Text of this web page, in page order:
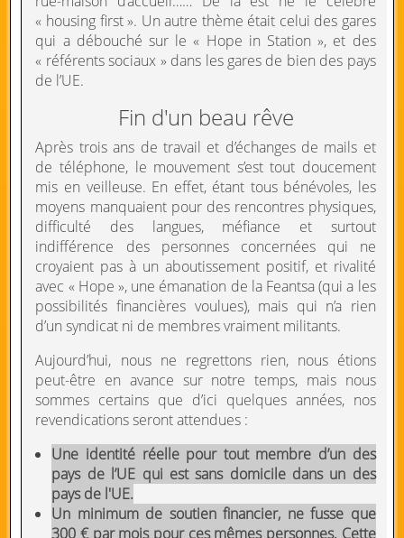
« housing first ». Un autre thème était celui des gares
qui a débouché sur le « Hope in Station », et des
« référents sociaux » dans les gares de bien des pays
de l’UE.
Fin d'un beau rêve
Après trois ans de travail et d’échanges de mails et
de téléphone, le mouvement s’est tout doucement
mis en veilleuse. En effet, étant tous bénévoles, les
moyens manquaient pour des rencontres physiques,
difficulté des langues, méfiance et surtout
indifférence des personnes concernées qui ne
croyaient pas à un aboutissement positif, et rivalité
avec « Hope », une émanation de la Feantsa (qui a les
possibilités financières voulues), mais qui n’a rien
d’un syndicat ni de membres vraiment militants.
Aujourd’hui, nous ne regrettons rien, nous étions
peut-être en avance sur notre temps, mais nous
sommes certains que d’ici quelques années, nos
revendications seront attendues :
Une identité réelle pour tout membre d’un des
pays de l’UE qui est sans domicile dans un des
pays de l'UE.
Un minimum de soutien financier, ne fusse que
300 € par mois pour ces mêmes personnes. Cette